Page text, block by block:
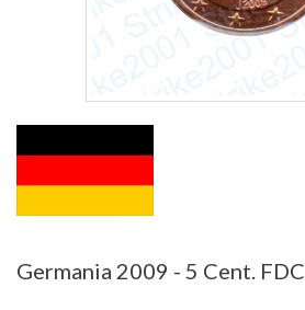
Germania 2009 - 5 Cent. FDC